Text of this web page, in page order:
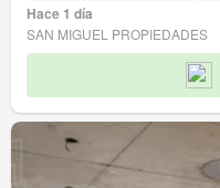
Hace 1 día
SAN MIGUEL PROPIEDADES